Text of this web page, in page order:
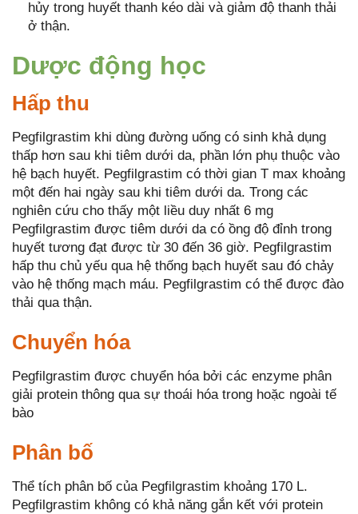
hủy trong huyết thanh kéo dài và giảm độ thanh thải
ở thận.
Dược động học
Hấp thu
Pegfilgrastim khi dùng đường uống có sinh khả dụng
thấp hơn sau khi tiêm dưới da, phần lớn phụ thuộc vào
hệ bạch huyết. Pegfilgrastim có thời gian T max khoảng
một đến hai ngày sau khi tiêm dưới da. Trong các
nghiên cứu cho thấy một liều duy nhất 6 mg
Pegfilgrastim được tiêm dưới da có ồng độ đỉnh trong
huyết tương đạt được từ 30 đến 36 giờ. Pegfilgrastim
hấp thu chủ yếu qua hệ thống bạch huyết sau đó chảy
vào hệ thống mạch máu. Pegfilgrastim có thể được đào
thải qua thận.
Chuyển hóa
Pegfilgrastim được chuyển hóa bởi các enzyme phân
giải protein thông qua sự thoái hóa trong hoặc ngoài tế
bào
Phân bố
Thể tích phân bố của Pegfilgrastim khoảng 170 L.
Pegfilgrastim không có khả năng gắn kết với protein